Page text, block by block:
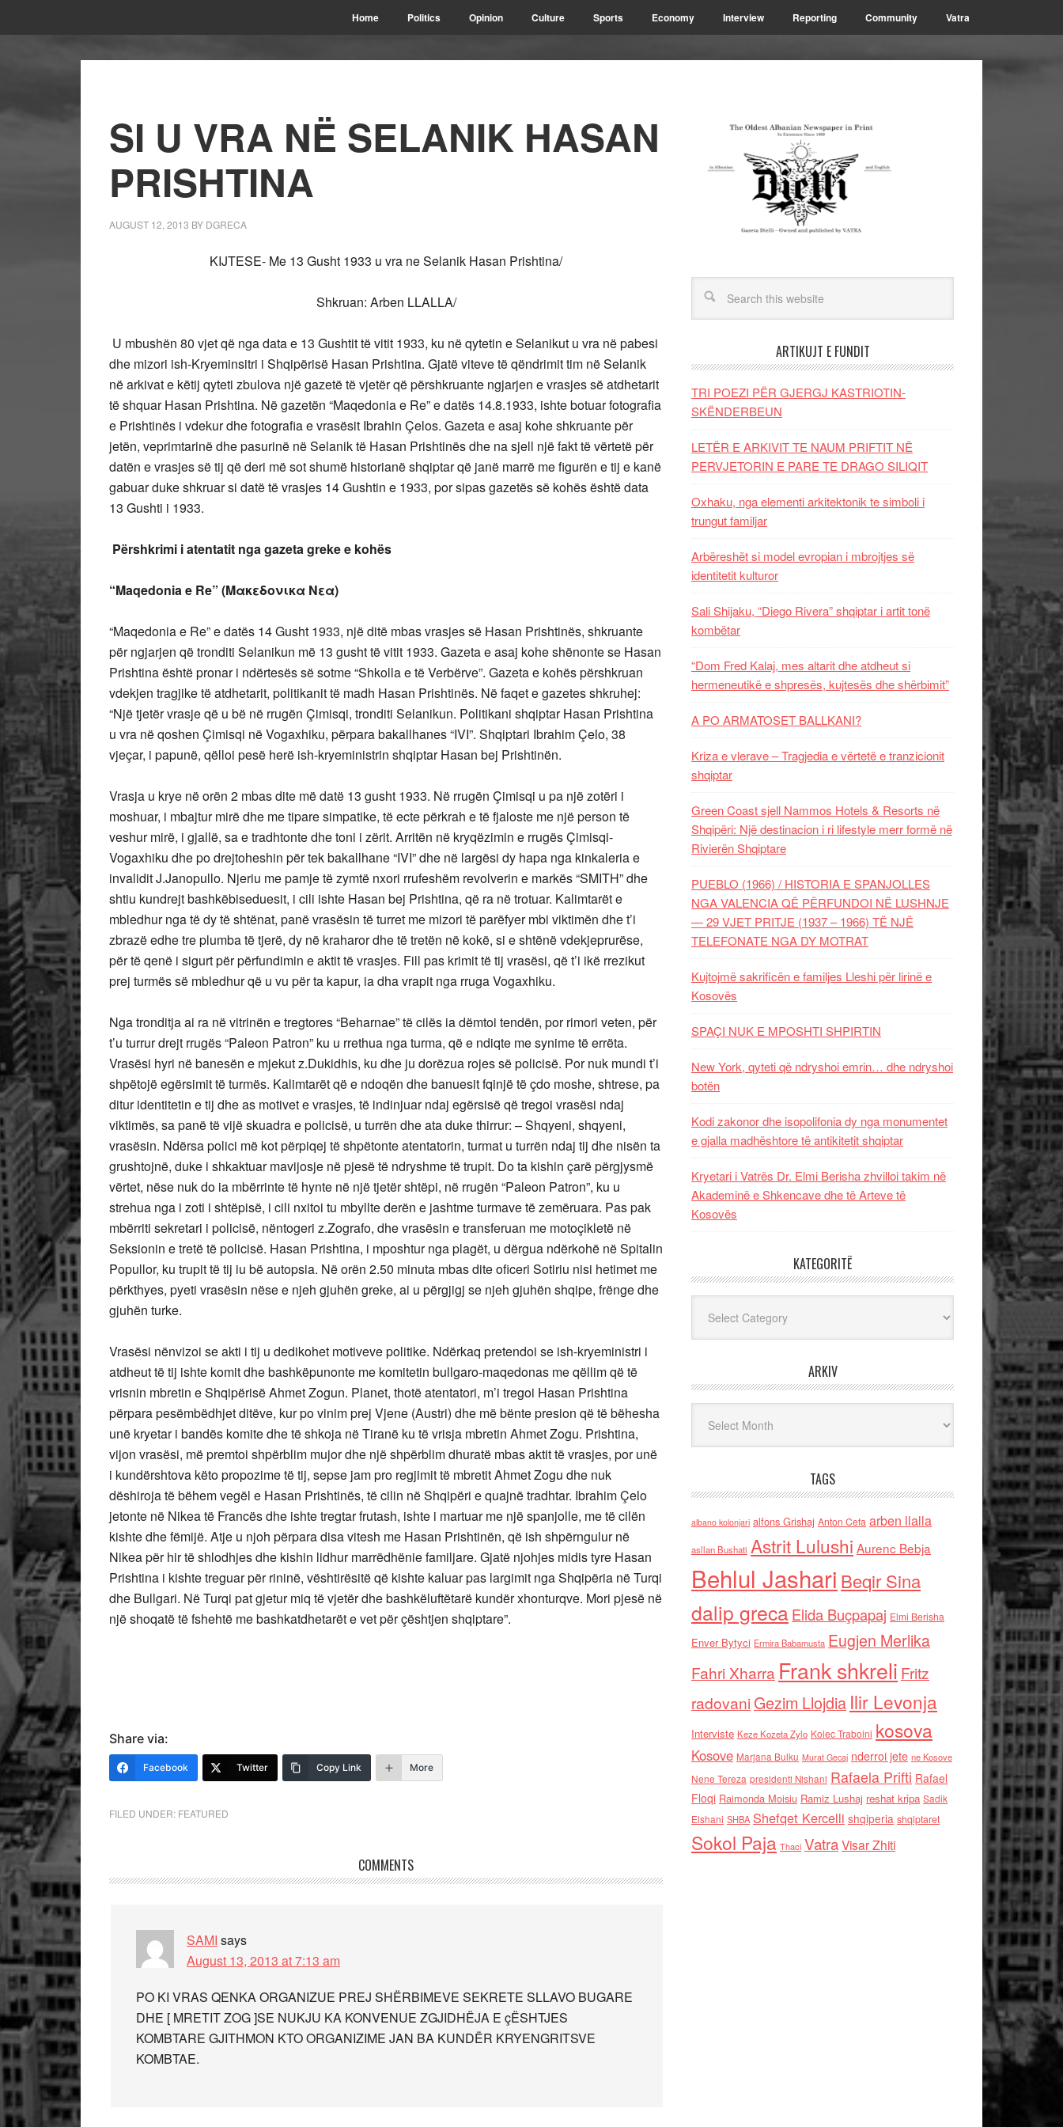
Home Politics Opinion Culture Sports Economy Interview Reporting Community Vatra
SI U VRA NË SELANIK HASAN
PRISHTINA
AUGUST 12, 2013 BY DGRECA
KIJTESE- Me 13 Gusht 1933 u vra ne Selanik Hasan Prishtina/
Shkruan: Arben LLALLA/
U mbushën 80 vjet që nga data e 13 Gushtit të vitit 1933, ku në qytetin e Selanikut u vra në pabesi
dhe mizori ish-Kryeminsitri i Shqipërisë Hasan Prishtina. Gjatë viteve të qëndrimit tim në Selanik
në arkivat e këtij qyteti zbulova një gazetë të vjetër që përshkruante ngjarjen e vrasjes së atdhetarit
të shquar Hasan Prishtina. Në gazetën “Maqedonia e Re” e datës 14.8.1933, ishte botuar fotografia
e Prishtinës i vdekur dhe fotografia e vrasësit Ibrahin Çelos. Gazeta e asaj kohe shkruante për
jetën, veprimtarinë dhe pasurinë në Selanik të Hasan Prishtinës dhe na sjell një fakt të vërtetë për
datën e vrasjes së tij që deri më sot shumë historianë shqiptar që janë marrë me figurën e tij e kanë
gabuar duke shkruar si datë të vrasjes 14 Gushtin e 1933, por sipas gazetës së kohës është data
13 Gushti i 1933.
Përshkrimi i atentatit nga gazeta greke e kohës
“Maqedonia e Re” (Μακεδονικα Νεα)
“Maqedonia e Re” e datës 14 Gusht 1933, një ditë mbas vrasjes së Hasan Prishtinës, shkruante
për ngjarjen që tronditi Selanikun më 13 gusht të vitit 1933. Gazeta e asaj kohe shënonte se Hasan
Prishtina është pronar i ndërtesës së sotme “Shkolla e të Verbërve”. Gazeta e kohës përshkruan
vdekjen tragjike të atdhetarit, politikanit të madh Hasan Prishtinës. Në faqet e gazetes shkruhej:
“Një tjetër vrasje që u bë në rrugën Çimisqi, tronditi Selanikun. Politikani shqiptar Hasan Prishtina
u vra në qoshen Çimisqi në Vogaxhiku, përpara bakallhanes “IVI”. Shqiptari Ibrahim Çelo, 38
vjeçar, i papunë, qëlloi pesë herë ish-kryeministrin shqiptar Hasan bej Prishtinën.
Vrasja u krye në orën 2 mbas dite më datë 13 gusht 1933. Në rrugën Çimisqi u pa një zotëri i
moshuar, i mbajtur mirë dhe me tipare simpatike, të ecte përkrah e të fjaloste me një person të
veshur mirë, i gjallë, sa e tradhtonte dhe toni i zërit. Arritën në kryqëzimin e rrugës Çimisqi-
Vogaxhiku dhe po drejtoheshin për tek bakallhane “IVI” dhe në largësi dy hapa nga kinkaleria e
invalidit J.Janopullo. Njeriu me pamje të zymtë nxori rrufeshëm revolverin e markës “SMITH” dhe
shtiu kundrejt bashkëbiseduesit, i cili ishte Hasan bej Prishtina, që ra në trotuar. Kalimtarët e
mbledhur nga të dy të shtënat, panë vrasësin të turret me mizori të parëfyer mbi viktimën dhe t’i
zbrazë edhe tre plumba të tjerë, dy në kraharor dhe të tretën në kokë, si e shtënë vdekjeprurëse,
për të qenë i sigurt për përfundimin e aktit të vrasjes. Fill pas krimit të tij vrasësi, që t’i ikë rrezikut
prej turmës së mbledhur që u vu për ta kapur, ia dha vrapit nga rruga Vogaxhiku.
Nga tronditja ai ra në vitrinën e tregtores “Beharnae” të cilës ia dëmtoi tendën, por rimori veten, për
t’u turrur drejt rrugës “Paleon Patron” ku u rrethua nga turma, që e ndiqte me synime të errëta.
Vrasësi hyri në banesën e mjekut z.Dukidhis, ku dhe ju dorëzua rojes së policisë. Por nuk mundi t’i
shpëtojë egërsimit të turmës. Kalimtarët që e ndoqën dhe banuesit fqinjë të çdo moshe, shtrese, pa
ditur identitetin e tij dhe as motivet e vrasjes, të indinjuar ndaj egërsisë që tregoi vrasësi ndaj
viktimës, sa panë të vijë skuadra e policisë, u turrën dhe ata duke thirrur: – Shqyeni, shqyeni,
vrasësin. Ndërsa polici më kot përpiqej të shpëtonte atentatorin, turmat u turrën ndaj tij dhe nisën ta
grushtojnë, duke i shkaktuar mavijosje në pjesë të ndryshme të trupit. Do ta kishin çarë përgjysmë
vërtet, nëse nuk do ia mbërrinte të hynte në një tjetër shtëpi, në rrugën “Paleon Patron”, ku u
strehua nga i zoti i shtëpisë, i cili nxitoi tu mbyllte derën e jashtme turmave të zemëruara. Pas pak
mbërriti sekretari i policisë, nëntogeri z.Zografo, dhe vrasësin e transferuan me motoçikletë në
Seksionin e tretë të policisë. Hasan Prishtina, i mposhtur nga plagët, u dërgua ndërkohë në Spitalin
Popullor, ku trupit të tij iu bë autopsia. Në orën 2.50 minuta mbas dite oficeri Sotiriu nisi hetimet me
përkthyes, pyeti vrasësin nëse e njeh gjuhën greke, ai u përgjigj se njeh gjuhën shqipe, frënge dhe
gjuhën turke.
Vrasësi nënvizoi se akti i tij u dedikohet motiveve politike. Ndërkaq pretendoi se ish-kryeministri i
atdheut të tij ishte komit dhe bashkëpunonte me komitetin bullgaro-maqedonas me qëllim që të
vrisnin mbretin e Shqipërisë Ahmet Zogun. Planet, thotë atentatori, m’i tregoi Hasan Prishtina
përpara pesëmbëdhjet ditëve, kur po vinim prej Vjene (Austri) dhe më bënte presion që të bëhesha
unë kryetar i bandës komite dhe të shkoja në Tiranë ku të vrisja mbretin Ahmet Zogu. Prishtina,
vijon vrasësi, më premtoi shpërblim mujor dhe një shpërblim dhuratë mbas aktit të vrasjes, por unë
i kundërshtova këto propozime të tij, sepse jam pro regjimit të mbretit Ahmet Zogu dhe nuk
dëshiroja të bëhem vegël e Hasan Prishtinës, të cilin në Shqipëri e quajnë tradhtar. Ibrahim Çelo
jetonte në Nikea të Francës dhe ishte tregtar frutash, ishte i martuar me një spanjolle, me të cilën
kishte dhe fëmijë. Atje u njoh përpara disa vitesh me Hasan Prishtinën, që ish shpërngulur në
Nikea për hir të shlodhjes dhe kishin lidhur marrëdhënie familjare. Gjatë njohjes midis tyre Hasan
Prishtina i kishte treguar për rininë, vështirësitë që kishte kaluar pas largimit nga Shqipëria në Turqi
dhe Bullgari. Në Turqi pat gjetur miq të vjetër dhe bashkëluftëtarë kundër xhonturqve. Mori pjesë në
një shoqatë të fshehtë me bashkatdhetarët e vet për çështjen shqiptare”.
Share via:
Facebook Twitter Copy Link More
FILED UNDER: FEATURED
COMMENTS
SAMI says
August 13, 2013 at 7:13 am
PO KI VRAS QENKA ORGANIZUE PREJ SHËRBIMEVE SEKRETE SLLAVO BUGARE
DHE [ MRETIT ZOG ]SE NUKJU KA KONVENUE ZGJIDHËJA E çËSHTJES
KOMBTARE GJITHMON KTO ORGANIZIME JAN BA KUNDËR KRYENGRITSVE
KOMBTAE.
ARTIKUJT E FUNDIT
TRI POEZI PËR GJERGJ KASTRIOTIN-
SKËNDERBEUN
LETËR E ARKIVIT TE NAUM PRIFTIT NË
PERVJETORIN E PARE TE DRAGO SILIQIT
Oxhaku, nga elementi arkitektonik te simboli i
trungut familjar
Arbëreshët si model evropian i mbrojtjes së
identitetit kulturor
Sali Shijaku, “Diego Rivera” shqiptar i artit tonë
kombëtar
“Dom Fred Kalaj, mes altarit dhe atdheut si
hermeneutikë e shpresës, kujtesës dhe shërbimit”
A PO ARMATOSET BALLKANI?
Kriza e vlerave – Tragjedia e vërtetë e tranzicionit
shqiptar
Green Coast sjell Nammos Hotels & Resorts në
Shqipëri: Një destinacion i ri lifestyle merr formë në
Rivierën Shqiptare
PUEBLO (1966) / HISTORIA E SPANJOLLES
NGA VALENCIA QË PËRFUNDOI NË LUSHNJE
— 29 VJET PRITJE (1937 – 1966) TË NJË
TELEFONATE NGA DY MOTRAT
Kujtojmë sakrificën e familjes Lleshi për lirinë e
Kosovës
SPAÇI NUK E MPOSHTI SHPIRTIN
New York, qyteti që ndryshoi emrin… dhe ndryshoi
botën
Kodi zakonor dhe isopolifonia dy nga monumentet
e gjalla madhështore të antikitetit shqiptar
Kryetari i Vatrës Dr. Elmi Berisha zhvilloi takim në
Akademinë e Shkencave dhe të Arteve të
Kosovës
KATEGORITË
ARKIV
TAGS
albano kolonjari alfons Grishaj Anton Cefa arben llalla
asllan Bushati Astrit Lulushi Aurenc Bebja
Behlul Jashari Beqir Sina
dalip grecaElida Buçpapaj Elmi Berisha
Enver Bytyci Ermira Babamusta Eugjen Merlika
Fahri Xharra Frank shkreli Fritz
radovaniGezim Llojdia Ilir Levonja
Interviste Keze Kozeta Zylo Kolec Traboini kosova
Kosove Marjana Bulku Murat Gecaj nderroi jete ne Kosove
Nene Tereza presidenti Nishani Rafaela Prifti Rafael
Floqi Raimonda Moisiu Ramiz Lushaj reshat kripa Sadik
Elshani SHBA Shefqet Kercelli shqiperia shqiptaret
Sokol Paja Thaci VatraVisar Zhiti